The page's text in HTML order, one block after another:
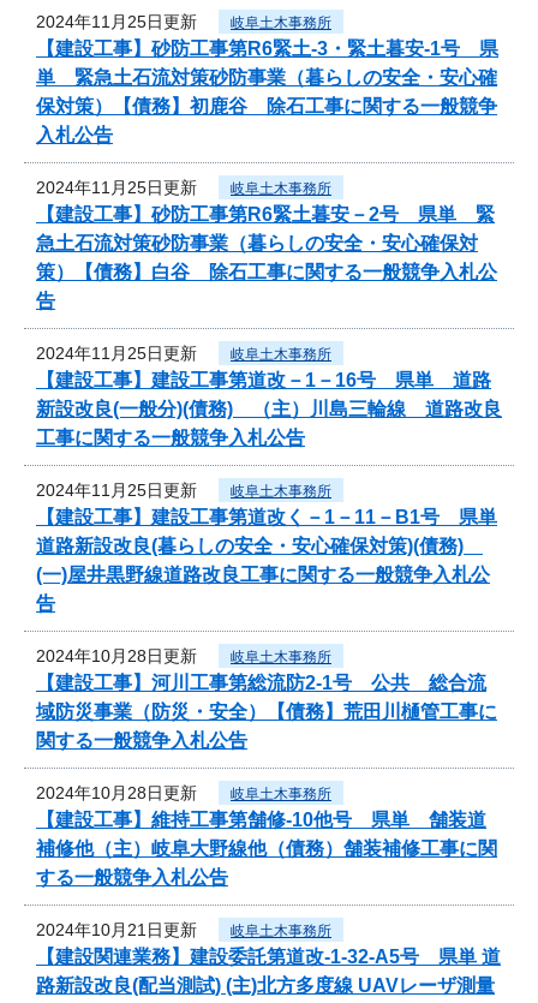
2024年11月25日更新 岐阜土木事務所
【建設工事】砂防工事第R6緊土-3・緊土暮安-1号 県
単 緊急土石流対策砂防事業（暮らしの安全・安心確
保対策）【債務】初鹿谷 除石工事に関する一般競争
入札公告
2024年11月25日更新 岐阜土木事務所
【建設工事】砂防工事第R6緊土暮安－2号 県単 緊
急土石流対策砂防事業（暮らしの安全・安心確保対
策）【債務】白谷 除石工事に関する一般競争入札公
告
2024年11月25日更新 岐阜土木事務所
【建設工事】建設工事第道改－1－16号 県単 道路
新設改良(一般分)(債務) （主）川島三輪線 道路改良
工事に関する一般競争入札公告
2024年11月25日更新 岐阜土木事務所
【建設工事】建設工事第道改く－1－11－B1号 県単
道路新設改良(暮らしの安全・安心確保対策)(債務)
(一)屋井黒野線道路改良工事に関する一般競争入札公
告
2024年10月28日更新 岐阜土木事務所
【建設工事】河川工事第総流防2-1号 公共 総合流
域防災事業（防災・安全）【債務】荒田川樋管工事に
関する一般競争入札公告
2024年10月28日更新 岐阜土木事務所
【建設工事】維持工事第舗修-10他号 県単 舗装道
補修他（主）岐阜大野線他（債務）舗装補修工事に関
する一般競争入札公告
2024年10月21日更新 岐阜土木事務所
【建設関連業務】建設委託第道改-1-32-A5号 県単 道
路新設改良(配当測試) (主)北方多度線 UAVレーザ測量